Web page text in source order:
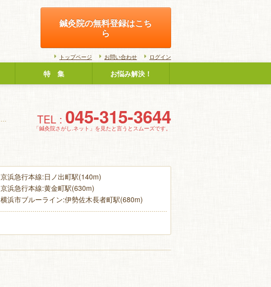
鍼灸院の無料登録はこち
ら
トップページ お問い合わせ ログイン
特 集 お悩み解決！
TEL : 045-315-3644
「鍼灸院さがし.ネット」を見たと言うとスムーズです。
京浜急行本線:日ノ出町駅(140m)
京浜急行本線:黄金町駅(630m)
横浜市ブルーライン:伊勢佐木長者町駅(680m)